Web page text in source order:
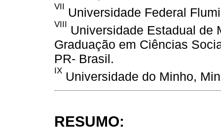
VII Universidade Federal
VIII Universidade Estadual de
Graduação em Ciências
PR- Brasil.
IX Universidade do Minho,
RESUMO: